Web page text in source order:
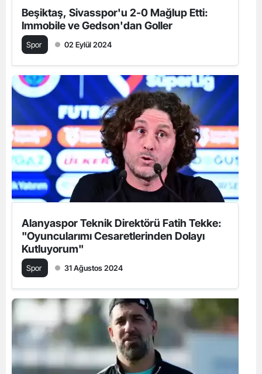
Beşiktaş, Sivasspor'u 2-0 Mağlup Etti:
Immobile ve Gedson'dan Goller
Spor 02 Eylül 2024
Alanyaspor Teknik Direktörü Fatih Tekke:
"Oyuncularımı Cesaretlerinden Dolayı
Kutluyorum"
Spor 31 Ağustos 2024